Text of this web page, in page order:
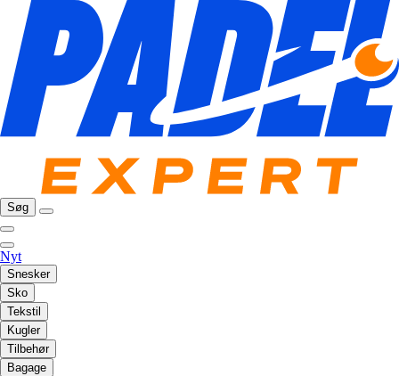
Søg
Nyt
Snesker
Sko
Tekstil
Kugler
Tilbehør
Bagage